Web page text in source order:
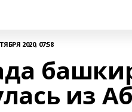
2020, 07:58
из